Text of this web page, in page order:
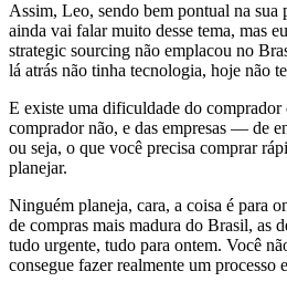
Assim, Leo, sendo bem pontual na sua
ainda vai falar muito desse tema, mas
strategic sourcing não emplacou no
lá atrás não tinha tecnologia, hoje não
E existe uma dificuldade do
comprador não, e das empresas — de
ou seja, o que você precisa comprar
planejar.
Ninguém planeja, cara, a coisa é para
de compras mais madura do Brasil, as
tudo urgente, tudo para ontem. Você
consegue fazer realmente um processo